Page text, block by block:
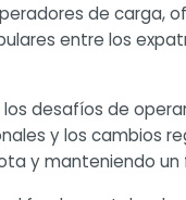
de carga,
entre los
desafíos de
y los cambios
y manteniendo